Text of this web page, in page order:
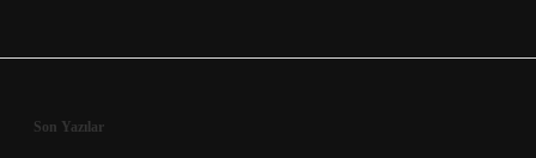
Sidebar
Son Yazılar